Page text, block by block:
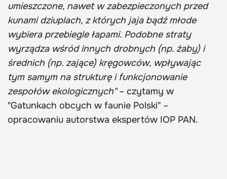
umieszczone, nawet w zabezpieczonych przed
kunami dziuplach, z których jaja bądź młode
wybiera przebiegle łapami. Podobne straty
wyrządza wśród innych drobnych (np. żaby) i
średnich (np. zające) kręgowców, wpływając
tym samym na strukturę i funkcjonowanie
zespołów ekologicznych"– czytamy w
"Gatunkach obcych w faunie Polski" –
opracowaniu autorstwa ekspertów IOP PAN.